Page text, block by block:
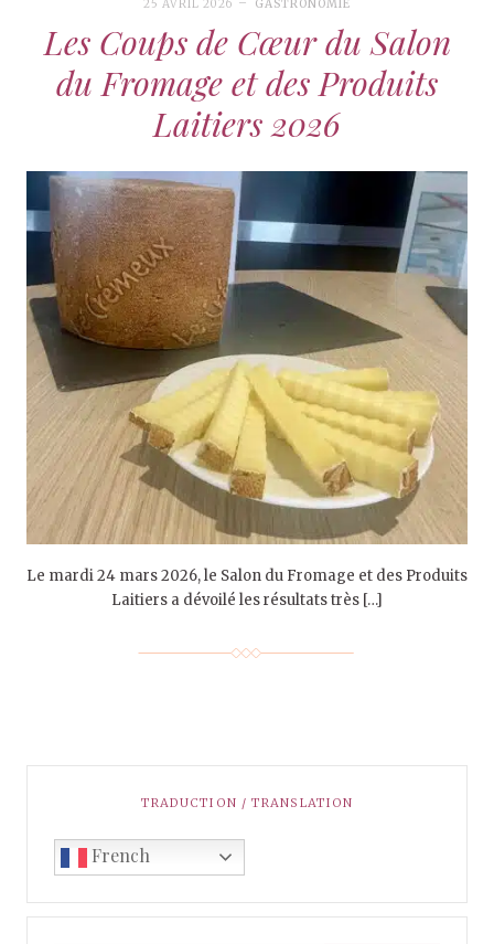
25 AVRIL 2026 GASTRONOMIE
Les Coups de Cœur du Salon
du Fromage et des Produits
Laitiers 2026
Le mardi 24 mars 2026, le Salon du Fromage et des Produits
Laitiers a dévoilé les résultats très […]
TRADUCTION / TRANSLATION
French